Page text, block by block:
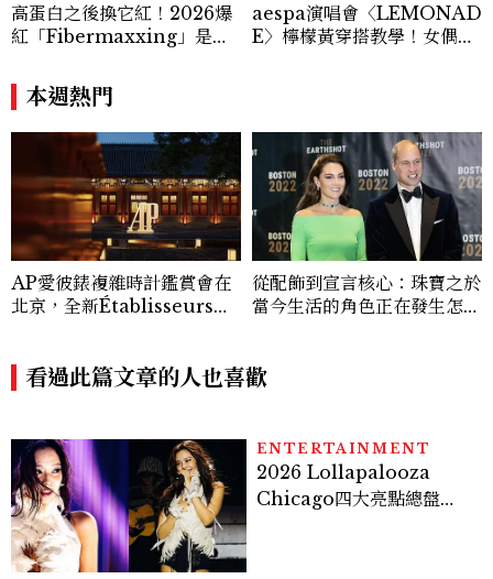
高蛋白之後換它紅！2026爆
紅「Fibermaxxing」是什
狂吃菜
aespa演唱會〈LEMONAD
E〉檸檬黃穿搭教學！女偶像
本週熱門
AP愛彼錶複雜時計鑑賞會在
北京，全新Établisseurs工
從配飾到宣言核心：珠寶之於
當今生活的角色正在發生怎樣
看過此篇文章的人也喜歡
ENTERTAINMENT
2026 Lollapalooza
Chicago四大亮點總盤